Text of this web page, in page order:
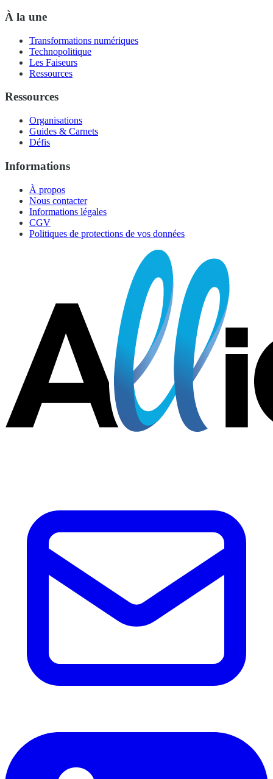
À la une
Transformations numériques
Technopolitique
Les Faiseurs
Ressources
Ressources
Organisations
Guides & Carnets
Défis
Informations
À propos
Nous contacter
Informations légales
CGV
Politiques de protections de vos données